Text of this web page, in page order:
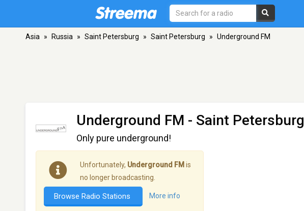
Asia » Russia » Saint Petersburg » Saint Petersburg » Underground FM
Underground FM - Saint Petersburg
Only pure underground!
Unfortunately, Underground FM is
no longer broadcasting.
Browse Radio Stations More info